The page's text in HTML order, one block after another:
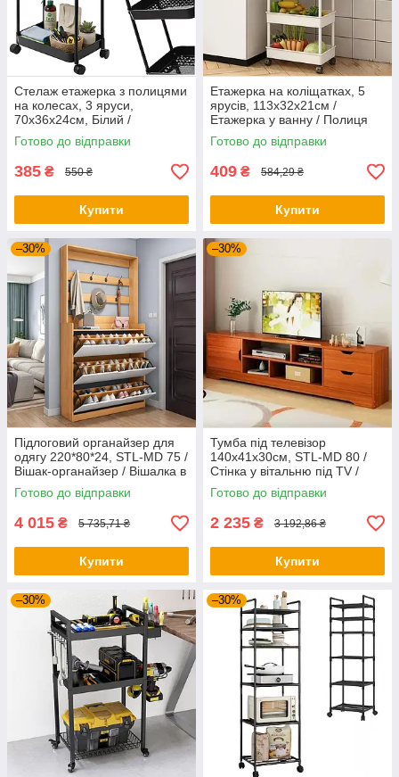
Стелаж етажерка з полицями
на колесах, 3 яруси,
70x36x24см, Білий /
Етажерка у ванну
Готово до відправки
385 ₴ 550 ₴
Купити
Етажерка на коліщатках, 5
ярусів, 113х32х21см /
Етажерка у ванну / Полиця
на коліщатках / Стелаж на
коліщатках
Готово до відправки
409 ₴ 584,29 ₴
Купити
–30%
Підлоговий органайзер для
одягу 220*80*24, STL-MD 75 /
Вішак-органайзер / Вішалка в
передпокій
Готово до відправки
4 015 ₴ 5 735,71 ₴
Купити
–30%
Тумба під телевізор
140х41х30см, STL-MD 80 /
Стінка у вітальню під TV /
Тумба під ТВ / Стінка під ТВ
Готово до відправки
2 235 ₴ 3 192,86 ₴
Купити
–30% –30%